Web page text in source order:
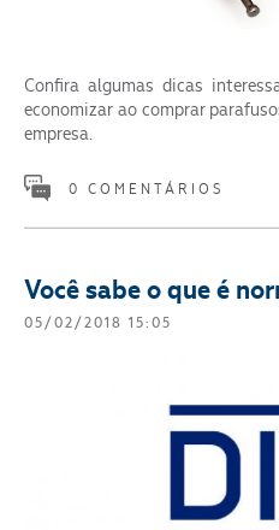
Confira algumas dicas
economizar ao comprar
empresa.
0 COMENTÁRIOS
Você sabe o que é
05/02/2018 15:05